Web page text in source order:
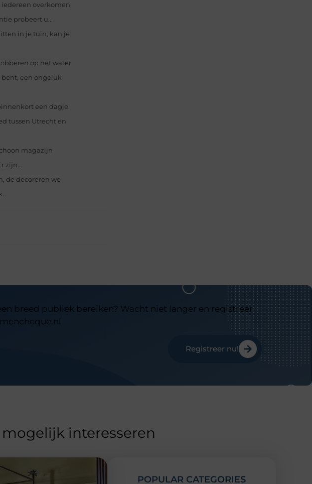
overkomen,
probeert u...
in je tuin, kan je
op het water
bent, een ongeluk
een dagje
tussen Utrecht en
magazijn
de decoreren we
breed publiek bereiken? Wacht niet langer en registreer
Registreer nu!
interesseren
POPULAR CATEGORIES